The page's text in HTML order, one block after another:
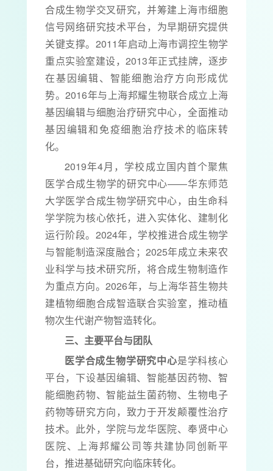
合成生物学交叉研究，并筹建上海市细胞
信号网络研究技术平台，为早期研究提供
关键支撑。2011年启动上海市调控生物学
重点实验室建设，2013年正式挂牌，逐步
在基因编辑、智能细胞治疗方向形成优
势。2016年与上海邦耀生物联合成立上海
基因编辑与细胞治疗研究中心，全面推动
基因编辑和免疫细胞治疗技术的临床转
化。
2019年4月，学校成立国内首个聚焦
医学合成生物学的研究中心——华东师范
大学医学合成生物学研究中心，由生命科
学学院为核心依托，进入实体化、建制化
运行阶段。2024年，学校推进合成生物学
与智能制造深度融合；2025年成立未来农
业科学与技术研究所，将合成生物制造作
为重点方向。2026年，与上海华苔生物共
建植物细胞合成智造联合实验室，推动植
物次生代谢产物智造转化。
三、主要平台与团队
医学合成生物学研究中心是学科核心
平台，下设基因编辑、智能基因药物、智
能细胞药物、智能益生菌药物、生物电子
药物等研究方向，致力于开发颠覆性治疗
技术。此外，学院与龙华医院、奉贤中心
医院、上海邦耀公司等共建协同创新平
台，推进基础研究向临床转化。